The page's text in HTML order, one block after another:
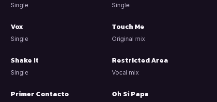
Single Single
Vox
Single
Touch Me
Original mix
Shake It
Single
Restricted Area
Vocal mix
Primer Contacto Oh Si Papa